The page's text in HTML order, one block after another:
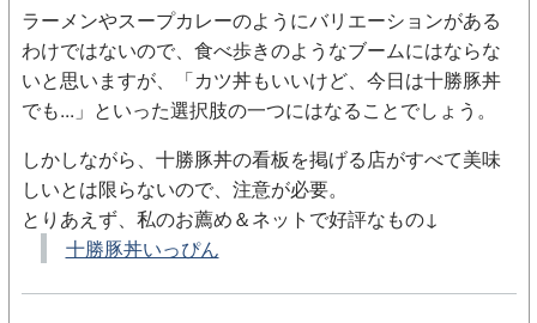
ラーメンやスープカレーのようにバリエーションがある
わけではないので、食べ歩きのようなブームにはならな
いと思いますが、「カツ丼もいいけど、今日は十勝豚丼
でも...」といった選択肢の一つにはなることでしょう。
しかしながら、十勝豚丼の看板を掲げる店がすべて美味
しいとは限らないので、注意が必要。
とりあえず、私のお薦め＆ネットで好評なもの↓
十勝豚丼いっぴん